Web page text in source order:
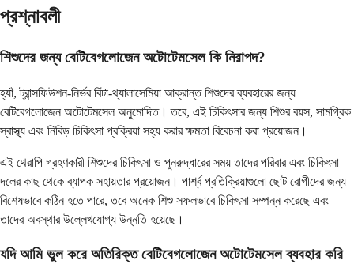
প্রশ্নাবলী
শিশুদের জন্য বেটিবেগলোজেন অটোটেমসেল কি নিরাপদ?
হ্যাঁ, ট্রান্সফিউশন-নির্ভর বিটা-থ্যালাসেমিয়া আক্রান্ত শিশুদের ব্যবহারের জন্য
বেটিবেগলোজেন অটোটেমসেল অনুমোদিত। তবে, এই চিকিৎসার জন্য শিশুর বয়স, সামগ্রিক
স্বাস্থ্য এবং নিবিড় চিকিৎসা প্রক্রিয়া সহ্য করার ক্ষমতা বিবেচনা করা প্রয়োজন।
এই থেরাপি গ্রহণকারী শিশুদের চিকিৎসা ও পুনরুদ্ধারের সময় তাদের পরিবার এবং চিকিৎসা
দলের কাছ থেকে ব্যাপক সহায়তার প্রয়োজন। পার্শ্ব প্রতিক্রিয়াগুলো ছোট রোগীদের জন্য
বিশেষভাবে কঠিন হতে পারে, তবে অনেক শিশু সফলভাবে চিকিৎসা সম্পন্ন করেছে এবং
তাদের অবস্থার উল্লেখযোগ্য উন্নতি হয়েছে।
যদি আমি ভুল করে অতিরিক্ত বেটিবেগলোজেন অটোটেমসেল ব্যবহার করি